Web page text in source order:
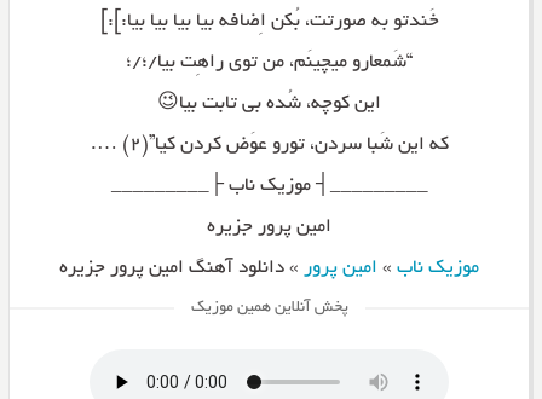
خَندتو به صورتت، بُکن اِضافه بیا بیا بیا بیا:]:]
“شَمعارو میچینَم، من توی راهِت بیا/؛/؛
این کوچه، شُده بی تابت بیا😉
که این شَبا سردن، تورو عوَض کردن کیا”(۲) ….
_________┤ موزیک ناب ├_________
امین پرور جزیره
موزیک ناب» امین پرور » دانلود آهنگ امین پرور جزیره
پخش آنلاین همین موزیک